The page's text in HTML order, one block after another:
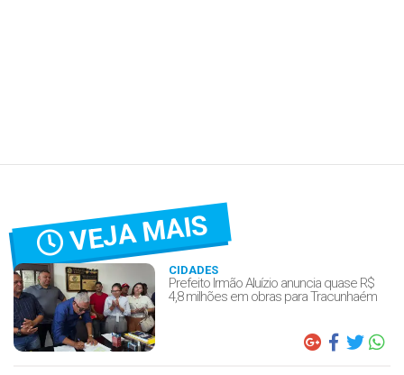
VEJA MAIS
CIDADES
Prefeito Irmão Aluízio anuncia quase R$
4,8 milhões em obras para Tracunhaém